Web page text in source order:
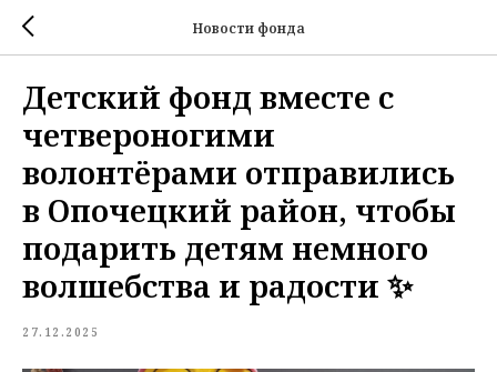
Новости фонда
Детский фонд вместе с
четвероногими
волонтёрами отправились
в Опочецкий район, чтобы
подарить детям немного
волшебства и радости ✨
27.12.2025